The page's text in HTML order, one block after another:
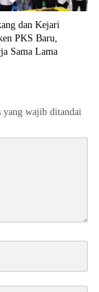
dan Kejari
PKS Baru,
Sama Lama
yang wajib ditandai